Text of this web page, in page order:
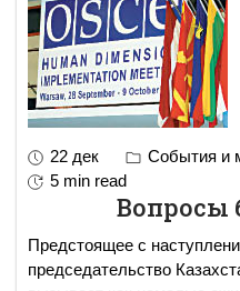
22 дек События и
5 min read
Вопросы
Предстоящее с
председательство